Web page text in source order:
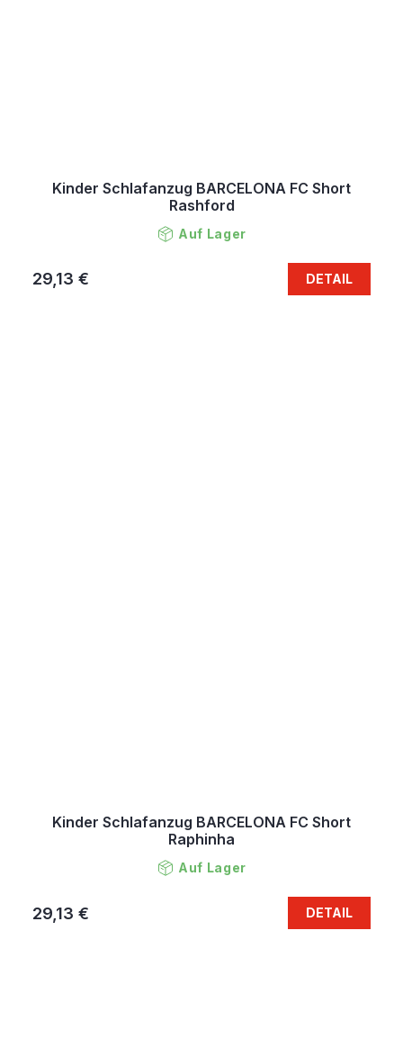
Kinder Schlafanzug BARCELONA FC Short
Rashford
Auf Lager
29,13 € DETAIL
Kinder Schlafanzug BARCELONA FC Short
Raphinha
Auf Lager
29,13 € DETAIL